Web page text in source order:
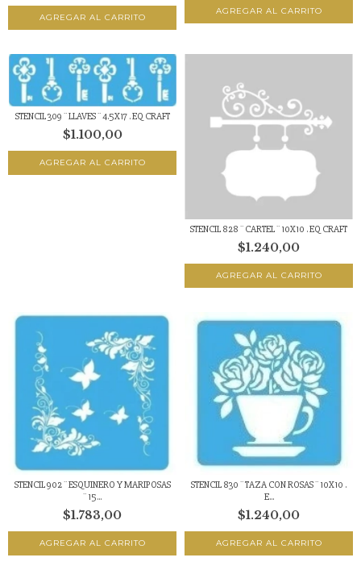
STENCIL 309 ¨ LLAVES ¨ 4.5X17 . EQ CRAFT
$1.100,00
STENCIL 828 ¨ CARTEL ¨ 10X10 . EQ CRAFT
$1.240,00
STENCIL 902 ¨ ESQUINERO Y MARIPOSAS
¨ 15...
$1.783,00
STENCIL 830 ¨ TAZA CON ROSAS ¨ 10X10 .
E...
$1.240,00